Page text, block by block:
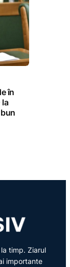
în
la
timp. Ziarul
importante